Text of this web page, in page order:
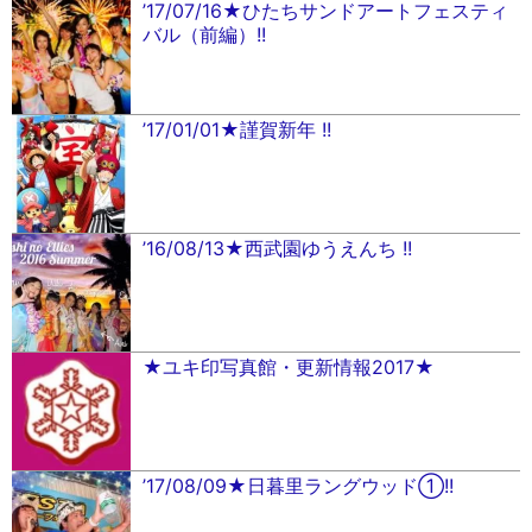
’17/07/16★ひたちサンドアートフェスティ
バル（前編）!!
’17/01/01★謹賀新年 !!
’16/08/13★西武園ゆうえんち !!
★ユキ印写真館・更新情報2017★
’17/08/09★日暮里ラングウッド①!!